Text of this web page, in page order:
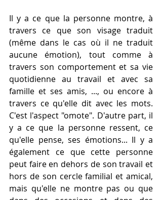
Il y a ce que la personne montre, à
travers ce que son visage traduit
(même dans le cas où il ne traduit
aucune émotion), tout comme à
travers son comportement et sa vie
quotidienne au travail et avec sa
famille et ses amis, ..., ou encore à
travers ce qu'elle dit avec les mots.
C'est l'aspect "omote". D'autre part, il
y a ce que la personne ressent, ce
qu'elle pense, ses émotions... Il y a
également ce que cette personne
peut faire en dehors de son travail et
hors de son cercle familial et amical,
mais qu'elle ne montre pas ou que